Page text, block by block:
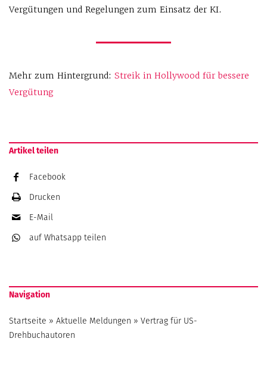
Vergütungen und Regelungen zum Einsatz der KI.
Mehr zum Hintergrund: Streik in Hollywood für bessere
Vergütung
Artikel teilen
Facebook
Drucken
E-Mail
auf Whatsapp teilen
Navigation
Startseite » Aktuelle Meldungen » Vertrag für US-
Drehbuchautoren